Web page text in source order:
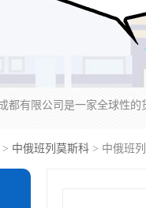
> 中俄班列莫斯科 > 中俄班